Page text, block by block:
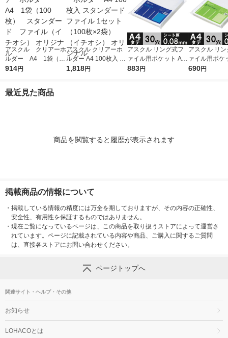
アスクル クリアーホ
ルダー A4 1袋（10
0枚） スタンダー
914円
アスクル クリアーホ
ルダー A4 100枚入 ス
タンダード ファイル
1,818円
アスクル リング式フ
ァイル用ポケット A4
タテ 30穴 厚さ0.08m
883円
アスクル リ
ァイル用ポケ
タテ 30穴 厚
690円
最近見た商品
商品を閲覧すると履歴が表示されます
掲載商品の情報について
・ 掲載している情報の精度には万全を期しておりますが、その内容の正確性、
安全性、有用性を保証するものではありません。
・ 現在ご覧になっているページは、この商品を取り扱うストアによって運営さ
れています。ページに記載されている内容や商品、ご購入に関するご質問
は、直接各ストアにお問い合わせください。
ページトップへ
関連サイト・ヘルプ・その他
お知らせ
LOHACOとは